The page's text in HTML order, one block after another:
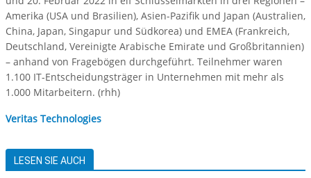
Amerika (USA und Brasilien), Asien-Pazifik und Japan (Australien,
China, Japan, Singapur und Südkorea) und EMEA (Frankreich,
Deutschland, Vereinigte Arabische Emirate und Großbritannien)
– anhand von Fragebögen durchgeführt. Teilnehmer waren
1.100 IT-Entscheidungsträger in Unternehmen mit mehr als
1.000 Mitarbeitern. (rhh)
Veritas Technologies
LESEN SIE AUCH